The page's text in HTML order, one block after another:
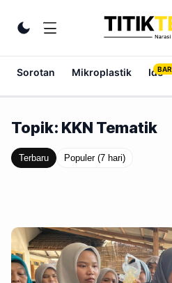
Ubah tema
Sorotan Mikroplastik Ide
Topik: KKN Tematik
Terbaru Populer (7 hari)